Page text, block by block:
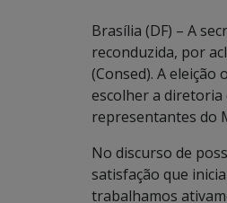
Brasília (DF) – A
reconduzida, por
(Consed). A
escolher a diretoria
representantes do
No discurso de
satisfação que
trabalhamos